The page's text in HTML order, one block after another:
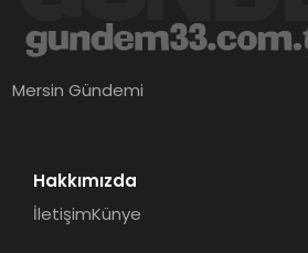
Mersin Gündemi
Hakkımızda
İletişimKünye